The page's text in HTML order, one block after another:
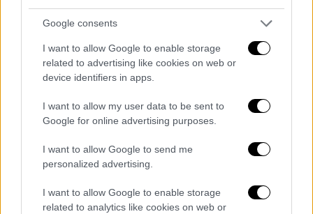
Google consents
I want to allow Google to enable storage
related to advertising like cookies on web or
device identifiers in apps.
I want to allow my user data to be sent to
Google for online advertising purposes.
I want to allow Google to send me
personalized advertising.
I want to allow Google to enable storage
related to analytics like cookies on web or
|30.06.2026 15:16
Επεκτείνεται και στα Κέντρα Υγείας της
Αττικής το ηλεκτρονικό βραχιολάκι - Τι
θα καταγράφει
Υπό το πρίσμα αυτό το ηλεκτρονικό
βραχιολάκι αναμένεται να μπει πιλοτικά και